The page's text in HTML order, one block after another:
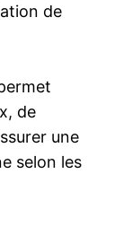
de
de
une
selon les